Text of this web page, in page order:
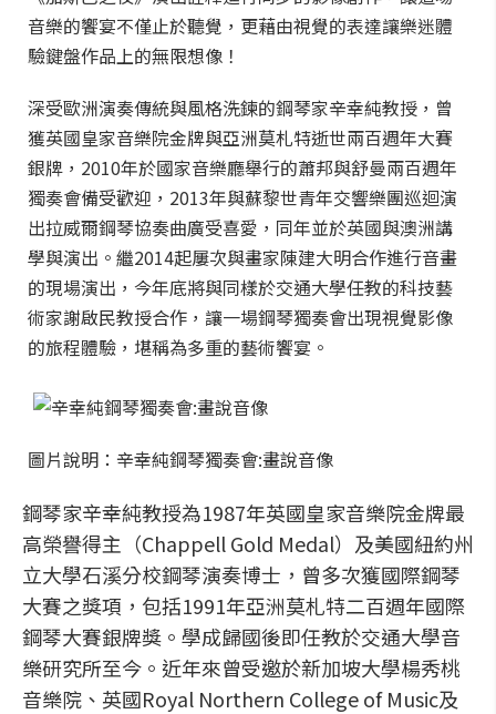
音樂的饗宴不僅止於聽覺，更藉由視覺的表達讓樂迷體
驗鍵盤作品上的無限想像！
深受歐洲演奏傳統與風格洗鍊的鋼琴家辛幸純教授，曾
獲英國皇家音樂院金牌與亞洲莫札特逝世兩百週年大賽
銀牌，2010年於國家音樂廳舉行的蕭邦與舒曼兩百週年
獨奏會備受歡迎，2013年與蘇黎世青年交響樂團巡迴演
出拉威爾鋼琴協奏曲廣受喜愛，同年並於英國與澳洲講
學與演出。繼2014起屢次與畫家陳建大明合作進行音畫
的現場演出，今年底將與同樣於交通大學任教的科技藝
術家謝啟民教授合作，讓一場鋼琴獨奏會出現視覺影像
的旅程體驗，堪稱為多重的藝術饗宴。
圖片說明：辛幸純鋼琴獨奏會:畫說音像
鋼琴家辛幸純教授為1987年英國皇家音樂院金牌最
高榮譽得主（Chappell Gold Medal）及美國紐約州
立大學石溪分校鋼琴演奏博士，曾多次獲國際鋼琴
大賽之獎項，包括1991年亞洲莫札特二百週年國際
鋼琴大賽銀牌獎。學成歸國後即任教於交通大學音
樂研究所至今。近年來曾受邀於新加坡大學楊秀桃
音樂院、英國Royal Northern College of Music及